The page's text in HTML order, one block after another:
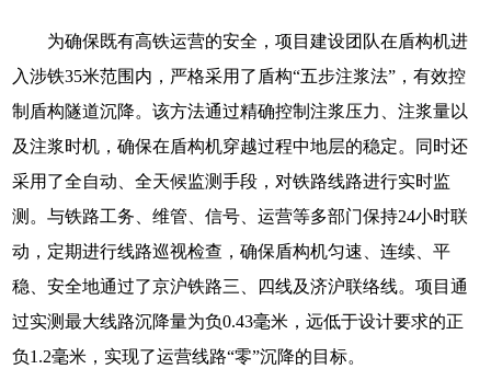
为确保既有高铁运营的安全，项目建设团队在盾构机进
入涉铁35米范围内，严格采用了盾构“五步注浆法”，有效控
制盾构隧道沉降。该方法通过精确控制注浆压力、注浆量以
及注浆时机，确保在盾构机穿越过程中地层的稳定。同时还
采用了全自动、全天候监测手段，对铁路线路进行实时监
测。与铁路工务、维管、信号、运营等多部门保持24小时联
动，定期进行线路巡视检查，确保盾构机匀速、连续、平
稳、安全地通过了京沪铁路三、四线及济沪联络线。项目通
过实测最大线路沉降量为负0.43毫米，远低于设计要求的正
负1.2毫米，实现了运营线路“零”沉降的目标。